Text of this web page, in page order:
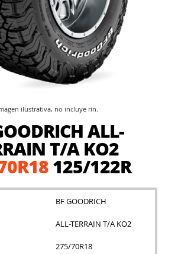
ALL-
T/A KO2
125/122R
BF GOODRICH
ALL-TERRAIN T/A KO2
275/70R18
ilustrativa, no incluye rin.